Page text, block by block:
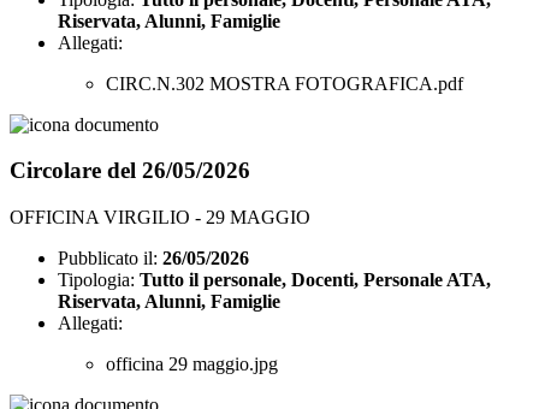
Riservata, Alunni, Famiglie
Allegati:
CIRC.N.302 MOSTRA FOTOGRAFICA.pdf
Circolare del 26/05/2026
OFFICINA VIRGILIO - 29 MAGGIO
Pubblicato il: 26/05/2026
Tipologia: Tutto il personale, Docenti, Personale ATA,
Riservata, Alunni, Famiglie
Allegati:
officina 29 maggio.jpg